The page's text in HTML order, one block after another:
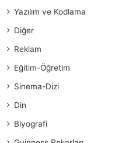
Yazılım ve Kodlama
Diğer
Reklam
Eğitim-Öğretim
Sinema-Dizi
Din
Biyografi